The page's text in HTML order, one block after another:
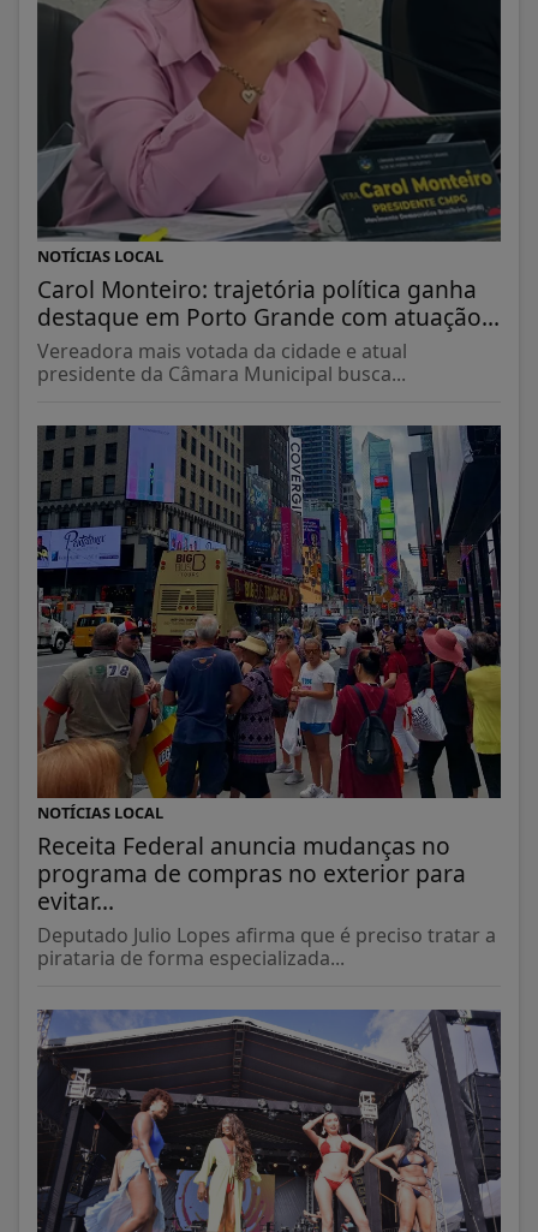
NOTÍCIAS LOCAL
Carol Monteiro: trajetória política ganha
destaque em Porto Grande com atuação...
Vereadora mais votada da cidade e atual
presidente da Câmara Municipal busca...
NOTÍCIAS LOCAL
Receita Federal anuncia mudanças no
programa de compras no exterior para
evitar...
Deputado Julio Lopes afirma que é preciso tratar a
pirataria de forma especializada...